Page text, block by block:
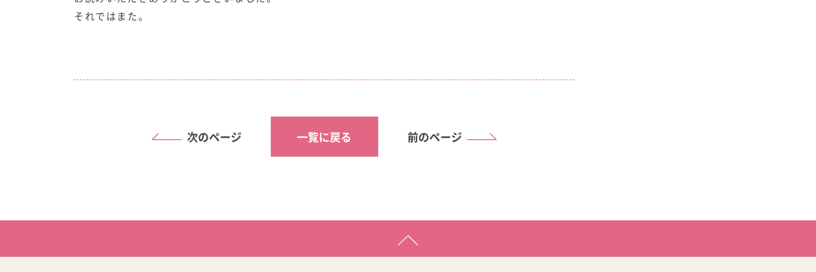
それではまた。
次のページ 一覧に戻る 前のページ